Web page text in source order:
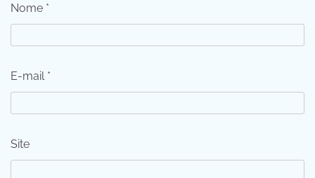
Nome *
E-mail *
Site